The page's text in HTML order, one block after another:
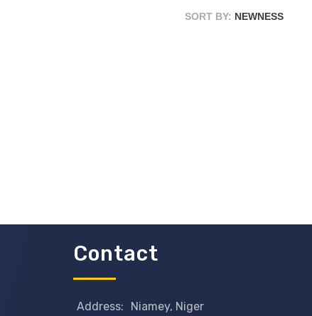
SORT BY: NEWNESS
Contact
Address: Niamey, Niger